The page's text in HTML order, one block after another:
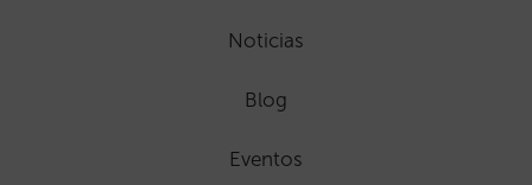
Noticias
Blog
Eventos